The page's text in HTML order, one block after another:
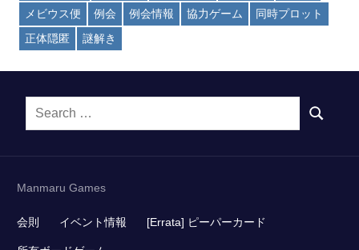
メビウス便
例会 例会情報 協力ゲーム
同時プロット
正体隠匿
謎解き
Search
SEARCH
Manmaru Games
会則 イベント情報 [Errata] ピーパーカード